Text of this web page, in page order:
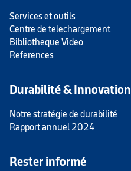
Services et outils
Centre de telechargement
Bibliotheque Video
References
Durabilité & Innovation
Notre stratégie de durabilité
Rapport annuel 2024
Rester informé